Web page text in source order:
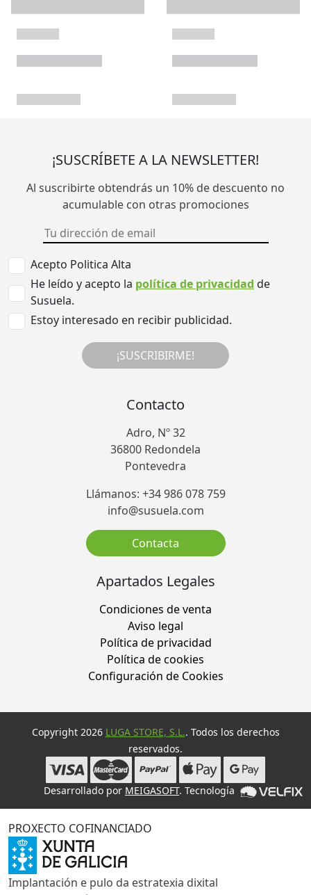
¡SUSCRÍBETE A LA NEWSLETTER!
Al suscribirte obtendrás un 10% de descuento no
acumulable con otras promociones
Acepto Politica Alta
He leído y acepto la política de privacidad de
Susuela.
Estoy interesado en recibir publicidad.
¡SUSCRIBIRME!
Contacto
Adro, Nº 32
36800 Redondela
Pontevedra
Llámanos: +34 986 078 759
info@susuela.com
Contacta
Apartados Legales
Condiciones de venta
Aviso legal
Política de privacidad
Política de cookies
Configuración de Cookies
Copyright 2026 LUGA STORE, S.L.. Todos los derechos
reservados.
Desarrollado por MEIGASOFT. Tecnología
PROXECTO COFINANCIADO
Implantación e pulo da estratexia dixital